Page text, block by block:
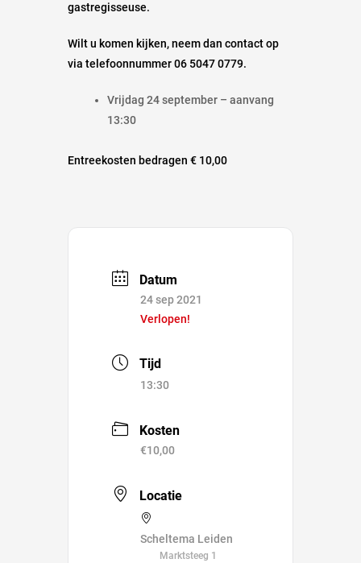
gastregisseuse.
Wilt u komen kijken, neem dan contact op
via telefoonnummer 06 5047 0779.
Vrijdag 24 september – aanvang
13:30
Entreekosten bedragen € 10,00
Datum
24 sep 2021
Verlopen!
Tijd
13:30
Kosten
€10,00
Locatie
Scheltema Leiden
Marktsteeg 1